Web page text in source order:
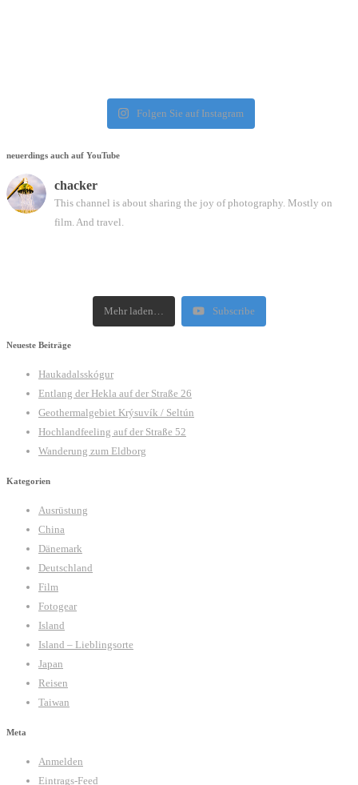
Folgen Sie auf Instagram
neuerdings auch auf YouTube
chacker
This channel is about sharing the joy of photography. Mostly on
film. And travel.
Mehr laden… Subscribe
Neueste Beiträge
Haukadalsskógur
Entlang der Hekla auf der Straße 26
Geothermalgebiet Krýsuvík / Seltún
Hochlandfeeling auf der Straße 52
Wanderung zum Eldborg
Kategorien
Ausrüstung
China
Dänemark
Deutschland
Film
Fotogear
Island
Island – Lieblingsorte
Japan
Reisen
Taiwan
Meta
Anmelden
Eintrags-Feed